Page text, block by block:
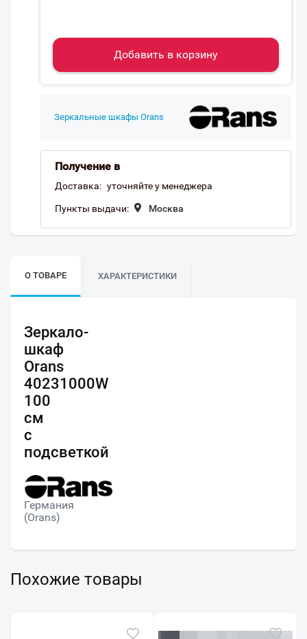
Добавить в корзину
Зеркальные шкафы Orans
Получение в
Доставка: уточняйте у менеджера
Пункты выдачи: Москва
О ТОВАРЕ ХАРАКТЕРИСТИКИ
Зеркало-
шкаф
Orans
40231000W
100
см
с
подсветкой
Германия
(Orans)
Похожие товары